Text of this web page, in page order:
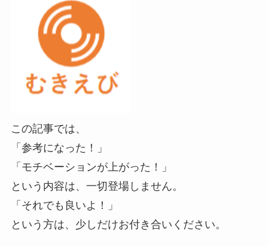
この記事では、
「参考になった！」
「モチベーションが上がった！」
という内容は、一切登場しません。
「それでも良いよ！」
という方は、少しだけお付き合いください。